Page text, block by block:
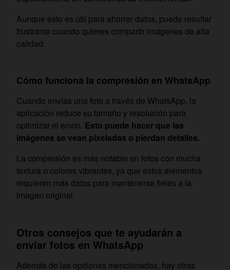
Aunque esto es útil para ahorrar datos, puede resultar
frustrante cuando quieres compartir imágenes de alta
calidad.
Cómo funciona la compresión en WhatsApp
Cuando envías una foto a través de WhatsApp, la
aplicación reduce su tamaño y resolución para
optimizar el envío. Esto puede hacer que las
imágenes se vean pixeladas o pierdan detalles.
La compresión es más notable en fotos con mucha
textura o colores vibrantes, ya que estos elementos
requieren más datos para mantenerse fieles a la
imagen original.
Otros consejos que te ayudarán a
enviar fotos en WhatsApp
Además de las opciones mencionadas, hay otras